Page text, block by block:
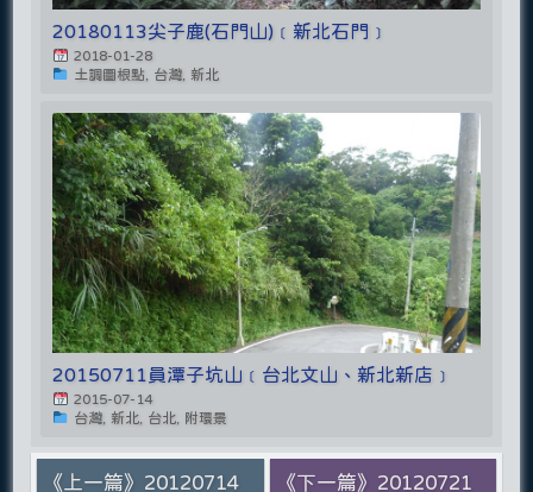
20180113尖子鹿(石門山)﹝新北石門﹞
2018-01-28
土調圖根點, 台灣, 新北
20150711員潭子坑山﹝台北文山、新北新店﹞
2015-07-14
台灣, 新北, 台北, 附環景
《上一篇》20120714 《下一篇》20120721